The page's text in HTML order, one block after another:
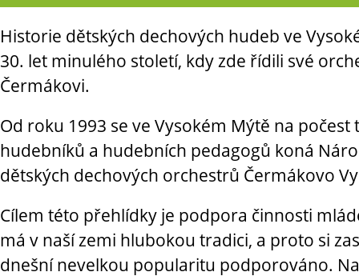
Historie dětských dechových hudeb ve
30. let minulého století, kdy zde řídili své
Čermákovi.
Od roku 1993 se ve Vysokém Mýtě na
hudebníků a hudebních pedagogů koná
dětských dechových orchestrů Čermákovo
Cílem této přehlídky je podpora činnosti
má v naší zemi hlubokou tradici, a proto si
dnešní nevelkou popularitu podporováno.